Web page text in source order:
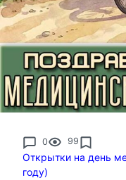
0 99
Открытки на день
году)